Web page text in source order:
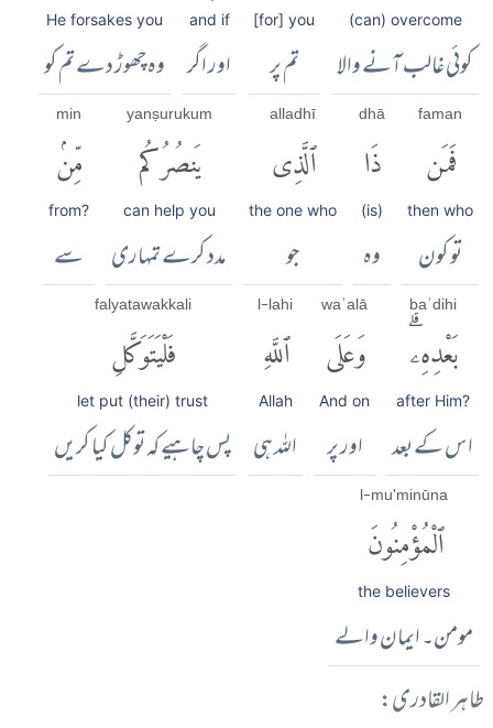
(can) overcome
کوئی غالب آنے والا
[for] you
تم پر
and if
اور اگر
He forsakes you
وہ چھوڑ دے تم کو
faman
فَمَن
then who
تو کون
dhā
ذَا
(is)
وہ
alladhī
ٱلَّذِى
the one who
جو
yanṣurukum
يَنصُرُكُم
can help you
مدد کرے تمہاری
min
مِّنۢ
from?
سے
baʿdihi
بَعْدِهِۦۗ
after Him?
اس کے بعد
waʿalā
وَعَلَى
And on
اور پر
l-lahi
ٱللَّهِ
Allah
اللہ ہی
falyatawakkali
فَلْيَتَوَكَّلِ
let put (their) trust
پس چاہیے کہ توکل کیا کریں
l-mu'minūna
ٱلْمُؤْمِنُونَ
the believers
مومن۔ ایمان والے
طاہر القادری: